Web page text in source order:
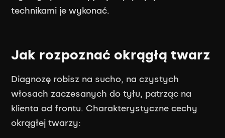
technikami je wykonać.
Jak rozpoznać okrągłą twarz
Diagnozę robisz na sucho, na czystych
włosach zaczesanych do tyłu, patrząc na
klienta od frontu. Charakterystyczne cechy
okrągłej twarzy: